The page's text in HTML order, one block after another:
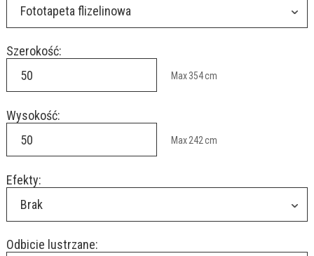
Fototapeta flizelinowa
Szerokość:
Max354cm
Wysokość:
Max242cm
Efekty:
Brak
Odbicie lustrzane: